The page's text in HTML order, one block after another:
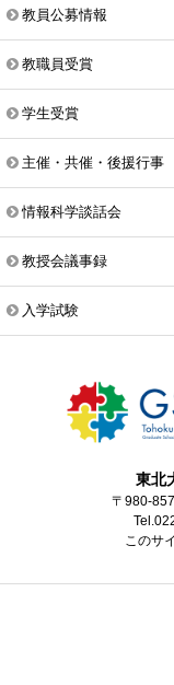
教員公募情報
教職員受賞
学生受賞
主催・共催・後援行事
情報科学談話会
教授会議事録
入学試験
東北
〒980-
このサ